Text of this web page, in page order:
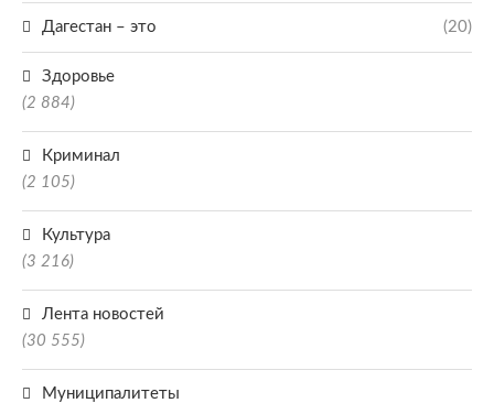
Дагестан – это (20)
Здоровье
(2 884)
Криминал
(2 105)
Культура
(3 216)
Лента новостей
(30 555)
Муниципалитеты